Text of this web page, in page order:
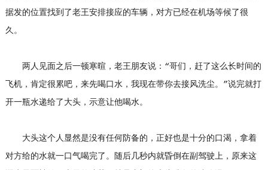
据发的位置找到了老王安排接应的车辆，对方已经在机场等候了很
久。
两人见面之后一顿寒暄，老王朋友说：“哥们，赶了这么长时间的
飞机，肯定很累吧，来先喝口水，我现在带你去接风洗尘。”说完就打
开一瓶水递给了大头，示意让他喝水。
大头这个人显然是没有任何防备的，正好也是十分的口渴，拿着
对方给的水就一口气喝完了。随后几秒内就昏倒在副驾驶上，原来这